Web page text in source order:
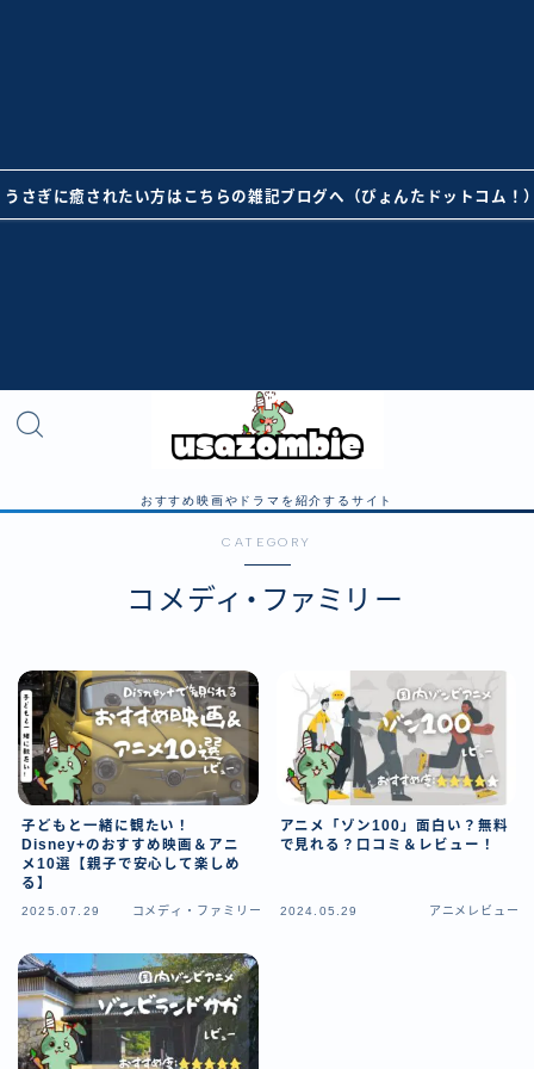
うさぎに癒されたい方はこちらの雑記ブログへ（ぴょんたドットコム！
おすすめ映画やドラマを紹介するサイト
CATEGORY
コメディ・ファミリー
子どもと一緒に観たい！
Disney+のおすすめ映画＆アニ
メ10選【親子で安心して楽しめ
る】
2025.07.29 コメディ・ファミリー
アニメ「ゾン100」面白い？無料
で見れる？口コミ＆レビュー！
2024.05.29 アニメレビュー